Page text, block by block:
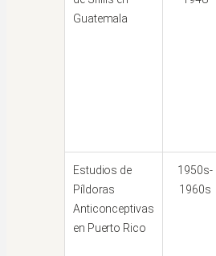
Guatemala
Estudios de
Píldoras
Anticonceptivas
en Puerto Rico
1950s-
1960s